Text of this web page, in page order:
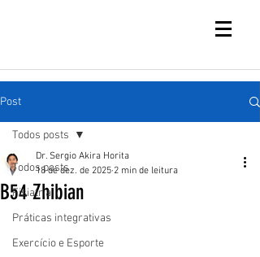
Post
Todos posts
Fisiatria
Práticas integrativas
Exercício e Esporte
Todos posts
B54 Zhibian
Dr. Sergio Akira Horita
18 de dez. de 2025 2 min de leitura